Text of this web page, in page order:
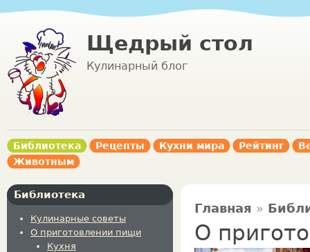
Щедрый стол
Кулинарный блог
Библиотека Рецепты Кухни мира Рейтинг
Животным
Библиотека
Кулинарные советы
О приготовлении пищи
Кухня
Главная »
О